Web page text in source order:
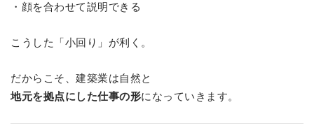
・顔を合わせて説明できる
こうした「小回り」が利く。
だからこそ、建築業は自然と
地元を拠点にした仕事の形になっていきます。